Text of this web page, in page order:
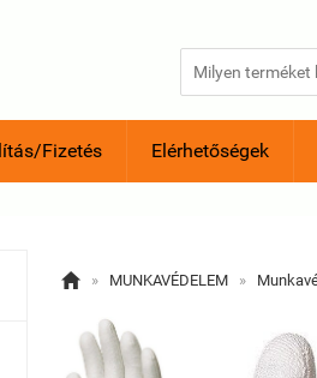
Fizetés Elérhetőségek
 » MUNKAVÉDELEM »